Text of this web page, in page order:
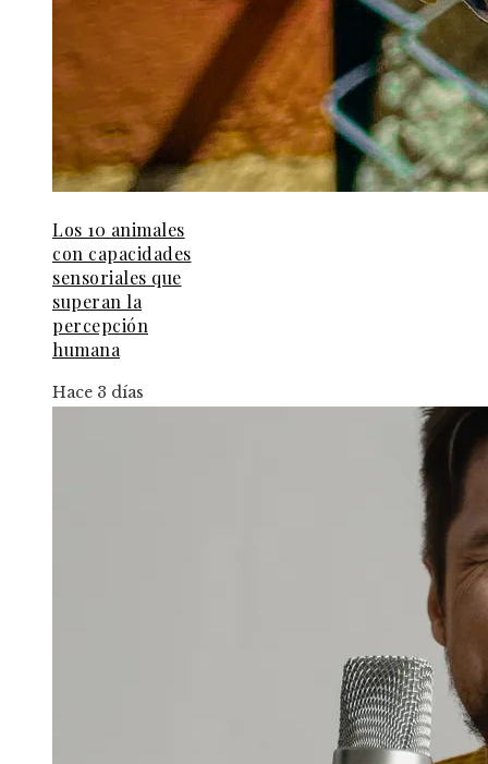
Los 10 animales
con capacidades
sensoriales que
superan la
percepción
humana
Hace 3 días